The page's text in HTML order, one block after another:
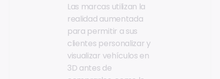
Las marcas utilizan la
realidad aumentada
para permitir a sus
clientes personalizar y
visualizar vehículos en
3D antes de